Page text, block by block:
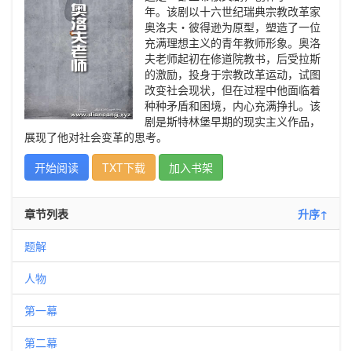
年。该剧以十六世纪瑞典宗教改革家
奥洛夫・彼得逊为原型，塑造了一位
充满理想主义的青年教师形象。奥洛
夫老师起初在修道院教书，后受拉斯
的激励，投身于宗教改革运动，试图
改变社会现状，但在过程中他面临着
种种矛盾和困境，内心充满挣扎。该
剧是斯特林堡早期的现实主义作品，
展现了他对社会变革的思考。
开始阅读
TXT下载 加入书架
章节列表 升序↑
题解
人物
第一幕
第二幕